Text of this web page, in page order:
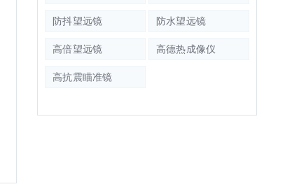
防抖望远镜 防水望远镜
高倍望远镜 高德热成像仪
高抗震瞄准镜